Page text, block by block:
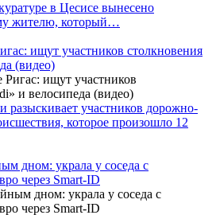
в Цесисе вынесено
жителю, который…
ищут участников столкновения
(видео)
разыскивает участников дорожно-
которое произошло 12
дном: украла у соседа с
через Smart-ID